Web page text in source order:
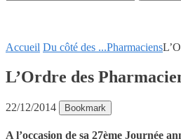
Accueil Du côté des ...Pharmaciens
L’Ordre des
22/12/2014 Bookmark
A l’occasion de sa 27ème Journée